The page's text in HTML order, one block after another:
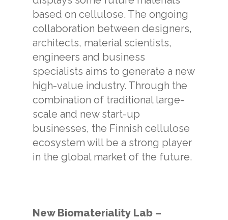
based on cellulose. The ongoing
collaboration between designers,
architects, material scientists,
engineers and business
specialists aims to generate a new
high-value industry. Through the
combination of traditional large-
scale and new start-up
businesses, the Finnish cellulose
ecosystem will be a strong player
in the global market of the future.
New Biomateriality Lab –